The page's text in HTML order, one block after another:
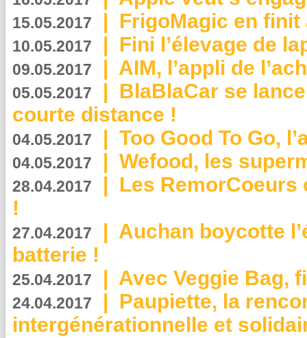
15.05.2017 | FrigoMagic en
10.05.2017 | Fini l’élevage de
09.05.2017 | AIM, l’appli de
05.05.2017 | BlaBlaCar se
courte distance !
04.05.2017 | Too Good To Go,
04.05.2017 | Wefood, les
28.04.2017 | Les RemorCoeurs
!
27.04.2017 | Auchan boycotte
batterie !
25.04.2017 | Avec Veggie Bag,
24.04.2017 | Paupiette, la
intergénérationnelle et